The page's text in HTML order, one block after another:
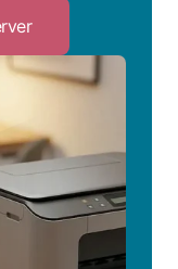
Click
to
Scoprite
stampa
senza
server